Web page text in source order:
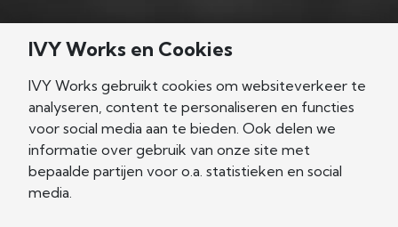
Nieuwsgierig?
Let's connect!
IVY Works en Cookies
IVY Works gebruikt cookies om websiteverkeer te
analyseren, content te personaliseren en functies
voor social media aan te bieden. Ook delen we
informatie over gebruik van onze site met
bepaalde partijen voor o.a. statistieken en social
media.